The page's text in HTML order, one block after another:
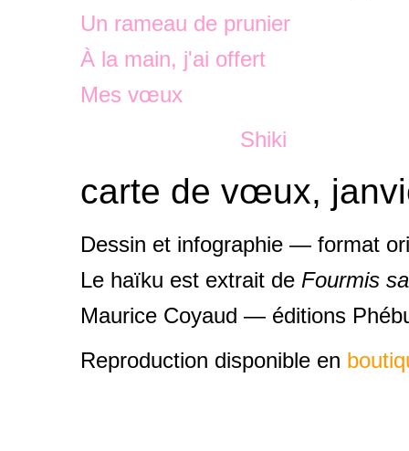
Un rameau de prunier
À la main, j'ai offert
Mes vœux
Shiki
carte de vœux,
Dessin et infographie — format
Le haïku est extrait de Fourmis
Maurice Coyaud — éditions
Reproduction disponible en